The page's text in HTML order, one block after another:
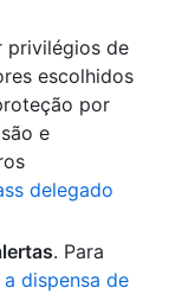
privilégios de
escolhidos
por
e
delegado
. Para
dispensa de